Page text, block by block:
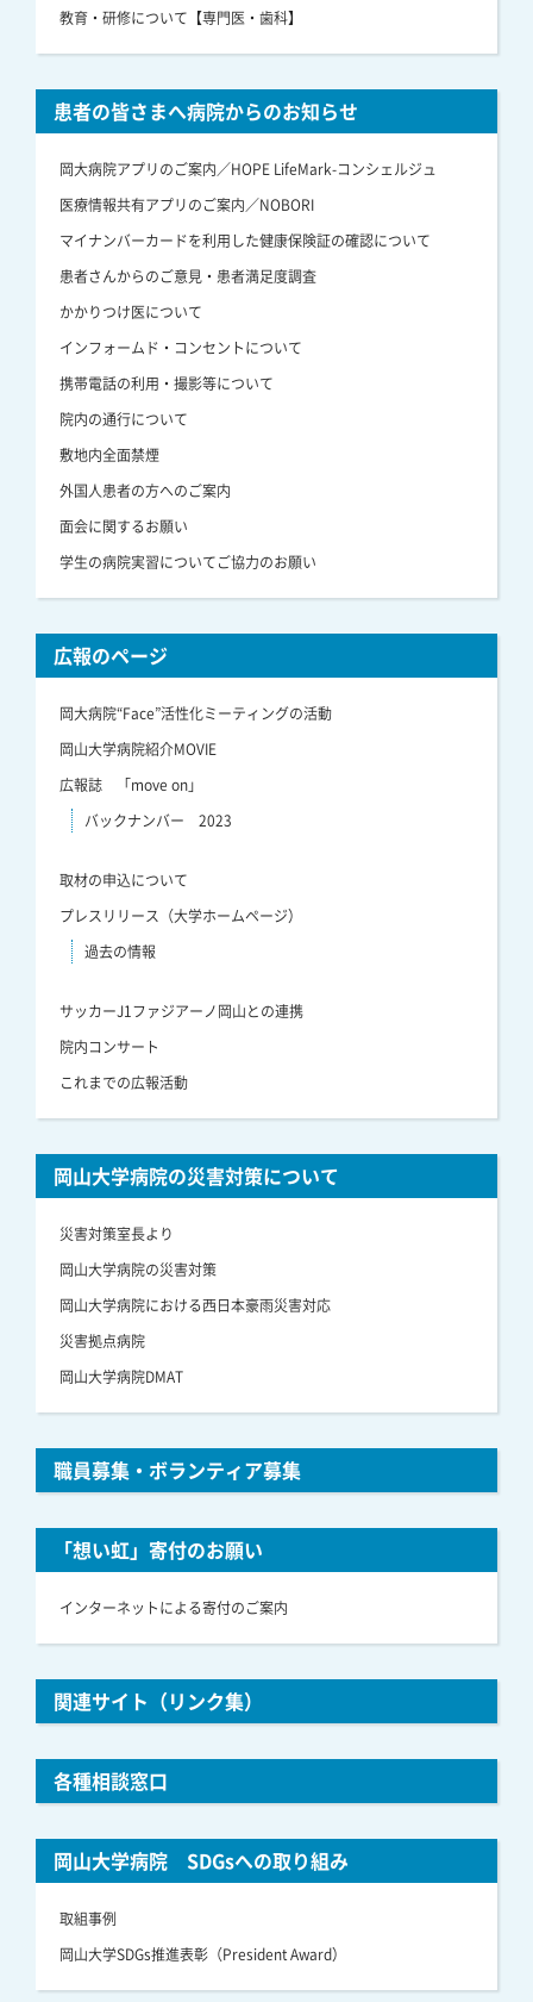
教育・研修について【専門医・歯科】
患者の皆さまへ病院からのお知らせ
岡大病院アプリのご案内／HOPE LifeMark-コンシェルジュ
医療情報共有アプリのご案内／NOBORI
マイナンバーカードを利用した健康保険証の確認について
患者さんからのご意見・患者満足度調査
かかりつけ医について
インフォームド・コンセントについて
携帯電話の利用・撮影等について
院内の通行について
敷地内全面禁煙
外国人患者の方へのご案内
面会に関するお願い
学生の病院実習についてご協力のお願い
広報のページ
岡大病院“Face”活性化ミーティングの活動
岡山大学病院紹介MOVIE
広報誌 「move on」
バックナンバー 2023
取材の申込について
プレスリリース（大学ホームページ）
過去の情報
サッカーJ1ファジアーノ岡山との連携
院内コンサート
これまでの広報活動
岡山大学病院の災害対策について
災害対策室長より
岡山大学病院の災害対策
岡山大学病院における西日本豪雨災害対応
災害拠点病院
岡山大学病院DMAT
職員募集・ボランティア募集
「想い虹」寄付のお願い
インターネットによる寄付のご案内
関連サイト（リンク集）
各種相談窓口
岡山大学病院 SDGsへの取り組み
取組事例
岡山大学SDGs推進表彰（President Award）